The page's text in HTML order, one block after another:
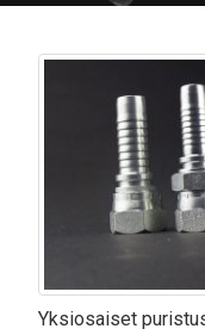
Yksiosaiset